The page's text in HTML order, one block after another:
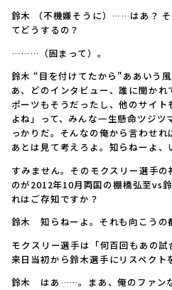
鈴木 （不機嫌そうに）……はあ？
てどうするの？
――………（固まって）。
鈴木 “目を付けてたから"ああいう
あ、どのインタビュー、誰に聞か
ポーツもそうだったし、他のサイ
よね」って、みんな一生懸命ツジ
っかりだ。そんなの俺から言わせれ
あとは見て考えろよ。知らねーよ、
――すみません。そのモクスリー選手
のが2012年10月両国の棚橋弘至vs
れはご存知ですか？
鈴木 知らねーよ。それも向こうの
――モクスリー選手は「何百回もあの
来日当初から鈴木選手にリスペクト
鈴木 はあ……。まあ、俺のファン